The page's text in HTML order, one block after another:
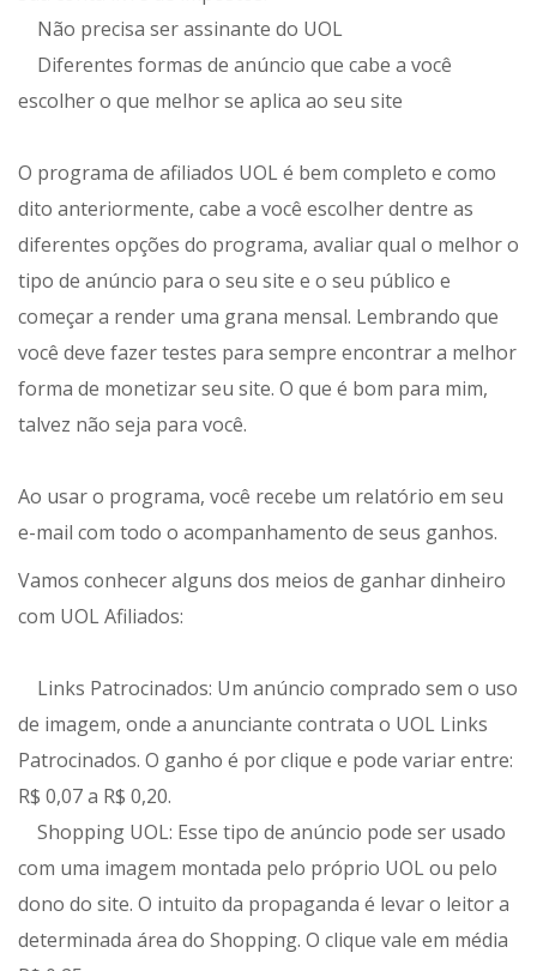
Não precisa ser assinante do UOL
Diferentes formas de anúncio que cabe a você
escolher o que melhor se aplica ao seu site
O programa de afiliados UOL é bem completo e como
dito anteriormente, cabe a você escolher dentre as
diferentes opções do programa, avaliar qual o melhor o
tipo de anúncio para o seu site e o seu público e
começar a render uma grana mensal. Lembrando que
você deve fazer testes para sempre encontrar a melhor
forma de monetizar seu site. O que é bom para mim,
talvez não seja para você.
Ao usar o programa, você recebe um relatório em seu
e-mail com todo o acompanhamento de seus ganhos.
Vamos conhecer alguns dos meios de ganhar dinheiro
com UOL Afiliados:
Links Patrocinados: Um anúncio comprado sem o uso
de imagem, onde a anunciante contrata o UOL Links
Patrocinados. O ganho é por clique e pode variar entre:
R$ 0,07 a R$ 0,20.
Shopping UOL: Esse tipo de anúncio pode ser usado
com uma imagem montada pelo próprio UOL ou pelo
dono do site. O intuito da propaganda é levar o leitor a
determinada área do Shopping. O clique vale em média